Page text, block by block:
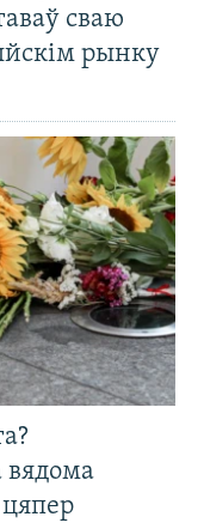
сваю
рынку
вядома
цяпер